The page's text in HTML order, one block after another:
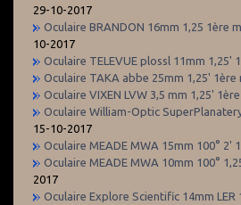
29-10-2017
Oculaire BRANDON 16mm 1,25 1ère
10-2017
Oculaire TELEVUE plossl 11mm 1,25'
Oculaire TAKA abbe 25mm 1,25' 1ère
Oculaire VIXEN LVW 3,5 mm 1,25'
Oculaire William-Optic
15-10-2017
Oculaire MEADE MWA 15mm 100° 2'
Oculaire MEADE MWA 10mm 100°
2017
Oculaire Explore Scientific 14mm LER